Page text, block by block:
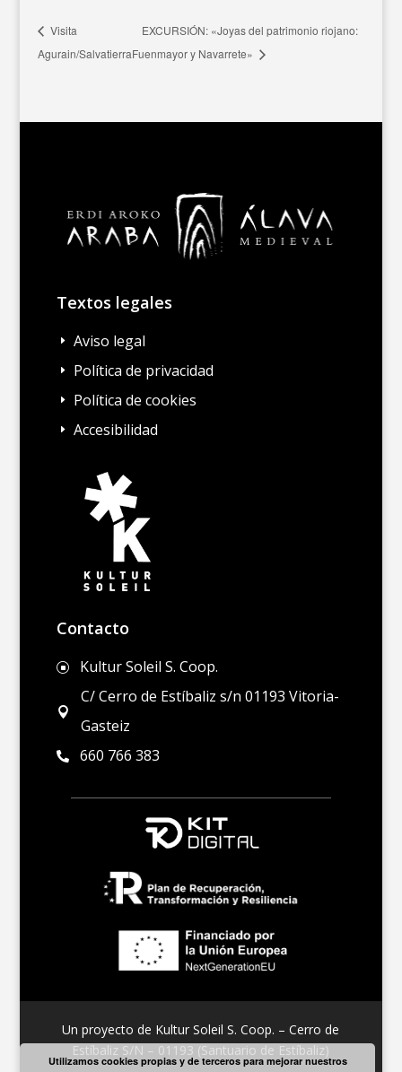
Visita
Agurain/Salvatierra
EXCURSIÓN: «Joyas del patrimonio riojano:
Fuenmayor y Navarrete»
Textos legales
E Aviso legal
E Política de privacidad
E Política de cookies
E Accesibilidad
Contacto
] Kultur Soleil S. Coop.

C/ Cerro de Estíbaliz s/n 01193 Vitoria-
Gasteiz
 660 766 383
Un proyecto de Kultur Soleil S. Coop. – Cerro de
Estíbaliz S/N – 01193 (Santuario de Estíbaliz)
Utilizamos cookies propias y de terceros para mejorar nuestros